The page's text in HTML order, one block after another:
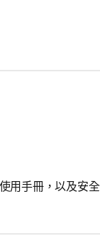
用手冊，以及安全